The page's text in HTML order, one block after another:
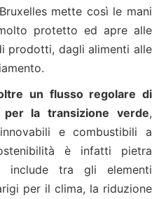
mette così le mani
protetto ed apre alle
prodotti, dagli alimenti alle
un flusso regolare di
la transizione verde,
e combustibili a
è infatti pietra
include tra gli elementi
per il clima, la riduzione